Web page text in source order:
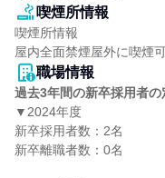
喫煙所情報
喫煙所情報
屋内全面禁煙屋外に喫煙
職場情報
過去3年間の新卒採用者の
▼2024年度
新卒採用者数：2名
新卒離職者数：0名